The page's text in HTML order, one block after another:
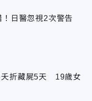
！日醫忽視2次警告
夭折藏屍5天 19歲女